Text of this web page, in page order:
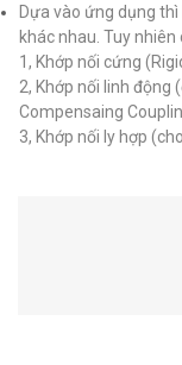
Dựa vào ứng dụng
khác nhau. Tuy nhiên
1, Khớp nối cứng
2, Khớp nối linh động
Compensaing
3, Khớp nối ly hợp